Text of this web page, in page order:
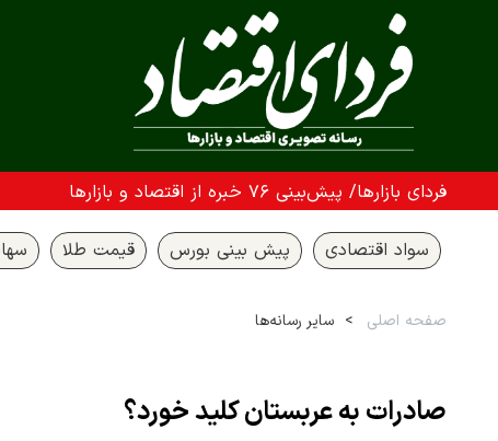
فردای بازارها/ پیش‌بینی ۷۶ خبره از اقتصاد و بازارها
سواد اقتصادی پیش بینی بورس قیمت طلا
صفحه اصلی سایر رسانه‌ها
صادرات به عربستان کلید خورد؟